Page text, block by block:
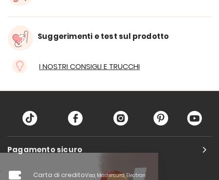
Suggerimenti e test sul prodotto
I NOSTRI CONSIGLI E TRUCCHI
Pagamento sicuro
Carta di creditoVisa, Mastercard, Electron